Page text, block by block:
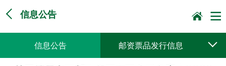
信息公告
信息公告 邮资票品发行信息